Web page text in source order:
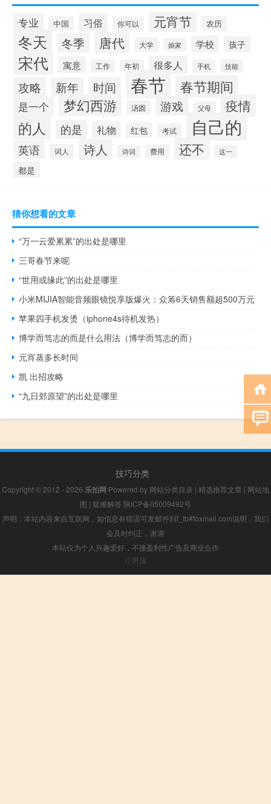
专业 中国 习俗 你可以 元宵节 农历
冬天 冬季 唐代 大学 娘家 学校 孩子
宋代 寓意 工作 年初 很多人 手机 技能
攻略 新年 时间 春节 春节期间
是一个 梦幻西游 汤圆 游戏 父母 疫情
的人 的是 礼物 红包 考试 自己的
英语 词人 诗人 诗词 费用 还不 这一
都是
猜你想看的文章
“万一云爱累累”的出处是哪里
三哥春节来呢
“世用或缘此”的出处是哪里
小米MIJIA智能音频眼镜悦享版爆火：众筹6天销售额超500万元
苹果四手机发烫（iphone4s待机发热）
博学而笃志的而是什么用法（博学而笃志的而）
元宵蒸多长时间
凯 出招攻略
“九日郊原望”的出处是哪里
技巧分类
Copyright © 2012 - 2026 乐拍网 Powered by 网站分类目录 | 精选推荐文章 | 网站地
图 | 疑难解答 陕ICP备05009492号
声明：本站内容来自互联网，如信息有错误可发邮件到f_fb#foxmail.com说明，我们
会及时纠正，谢谢
本站仅为个人兴趣爱好，不接盈利性广告及商业合作
小男孩